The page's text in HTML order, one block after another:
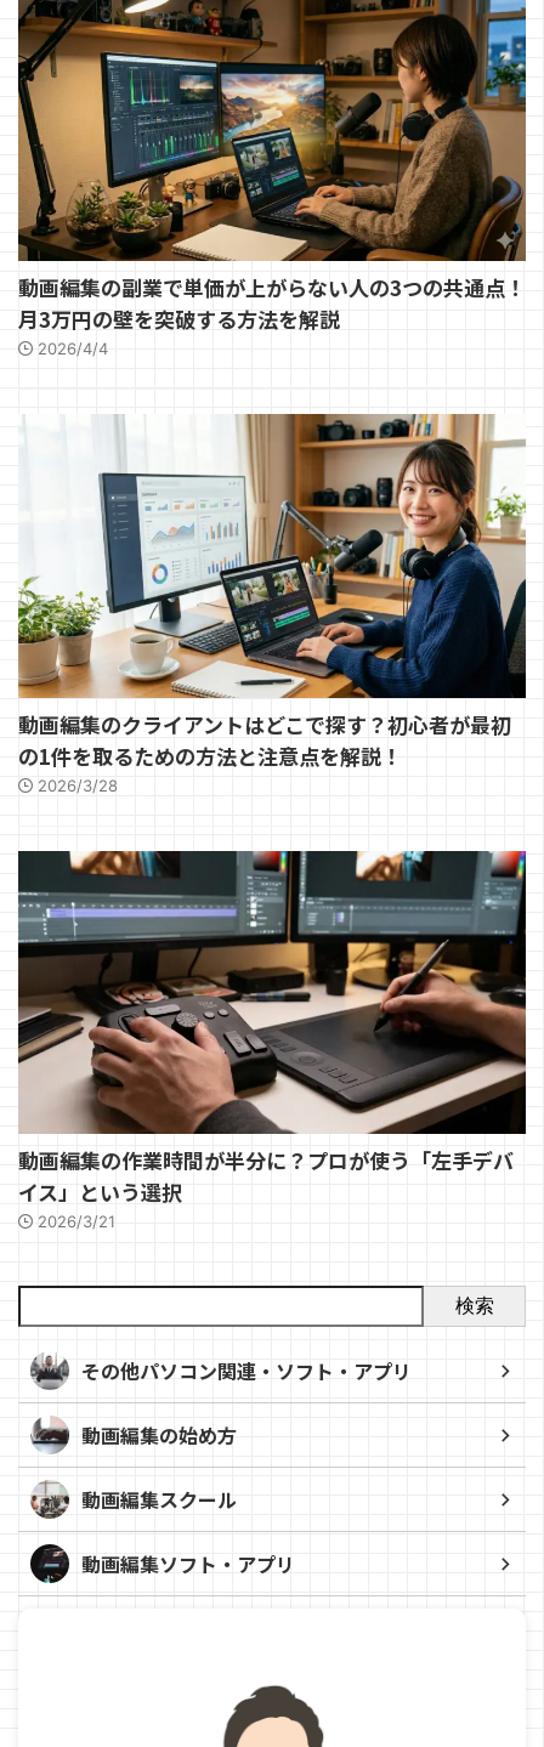
動画編集の副業で単価が上がらない人の3つの共通点！
月3万円の壁を突破する方法を解説
2026/4/4
動画編集のクライアントはどこで探す？初心者が最初
の1件を取るための方法と注意点を解説！
2026/3/28
動画編集の作業時間が半分に？プロが使う「左手デバ
イス」という選択
2026/3/21
検索
その他パソコン関連・ソフト・アプリ
動画編集の始め方
動画編集スクール
動画編集ソフト・アプリ